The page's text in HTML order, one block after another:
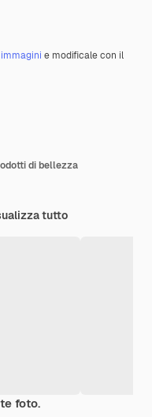
e modificale con il
di bellezza
tutto
foto.